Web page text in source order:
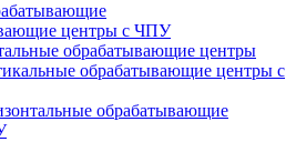
центры с ЧПУ
обрабатывающие центры
обрабатывающие центры с
обрабатывающие